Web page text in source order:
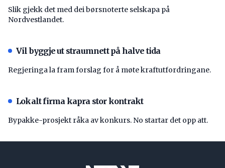
Slik gjekk det med dei børsnoterte selskapa på
Nordvestlandet.
Vil byggje ut straumnett på halve tida
Regjeringa la fram forslag for å møte kraftutfordringane.
Lokalt firma kapra stor kontrakt
Bypakke-prosjekt råka av konkurs. No startar det opp att.